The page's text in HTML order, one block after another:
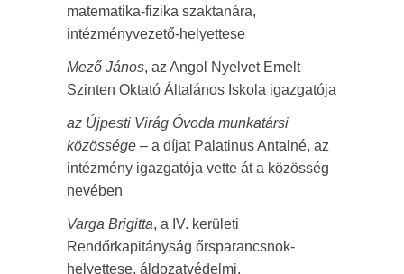
matematika-fizika szaktanára,
intézményvezető-helyettese
Mező János, az Angol Nyelvet Emelt
Szinten Oktató Általános Iskola igazgatója
az Újpesti Virág Óvoda munkatársi
közössége – a díjat Palatinus Antalné, az
intézmény igazgatója vette át a közösség
nevében
Varga Brigitta, a IV. kerületi
Rendőrkapitányság őrsparancsnok-
helyettese, áldozatvédelmi,